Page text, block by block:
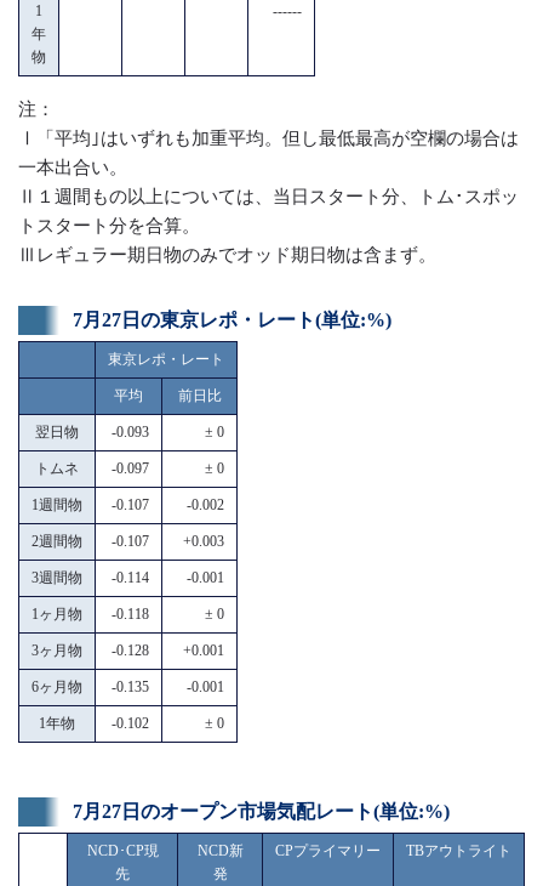
1
年
物
------
注：
Ⅰ「平均｣はいずれも加重平均。但し最低最高が空欄の場合は
一本出合い。
Ⅱ１週間もの以上については、当日スタート分、トム･スポッ
トスタート分を合算。
Ⅲレギュラー期日物のみでオッド期日物は含まず。
7月27日の東京レポ・レート(単位:%)
東京レポ・レート
平均 前日比
翌日物 -0.093 ± 0
トムネ -0.097 ± 0
1週間物 -0.107 -0.002
2週間物 -0.107 +0.003
3週間物 -0.114 -0.001
1ヶ月物 -0.118 ± 0
3ヶ月物 -0.128 +0.001
6ヶ月物 -0.135 -0.001
1年物 -0.102 ± 0
7月27日のオープン市場気配レート(単位:%)
NCD･CP現
先
NCD新
発
CPプライマリー TBアウトライト